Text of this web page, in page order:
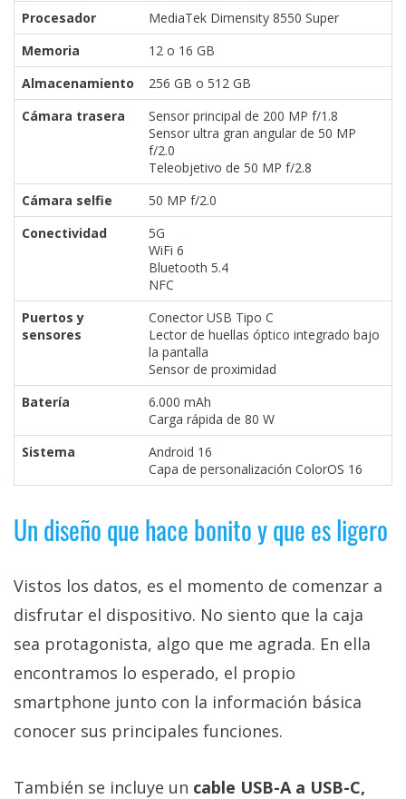
Procesador
MediaTek Dimensity 8550 Super
Memoria
12 o 16 GB
Almacenamiento
256 GB o 512 GB
Cámara trasera
Sensor principal de 200 MP f/1.8
Sensor ultra gran angular de 50 MP
f/2.0
Teleobjetivo de 50 MP f/2.8
Cámara selfie
50 MP f/2.0
Conectividad
5G
WiFi 6
Bluetooth 5.4
NFC
Puertos y
sensores
Conector USB Tipo C
Lector de huellas óptico integrado bajo
la pantalla
Sensor de proximidad
Batería
6.000 mAh
Carga rápida de 80 W
Sistema
Android 16
Capa de personalización ColorOS 16
Un diseño que hace bonito y que es ligero
Vistos los datos, es el momento de comenzar a
disfrutar el dispositivo. No siento que la caja
sea protagonista, algo que me agrada. En ella
encontramos lo esperado, el propio
smartphone junto con la información básica
conocer sus principales funciones.
También se incluye un cable USB-A a USB-C,